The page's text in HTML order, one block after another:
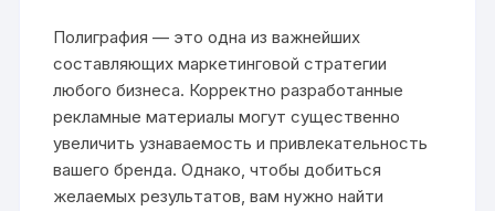
Полиграфия — это одна из важнейших
составляющих маркетинговой стратегии
любого бизнеса. Корректно разработанные
рекламные материалы могут существенно
увеличить узнаваемость и привлекательность
вашего бренда. Однако, чтобы добиться
желаемых результатов, вам нужно найти